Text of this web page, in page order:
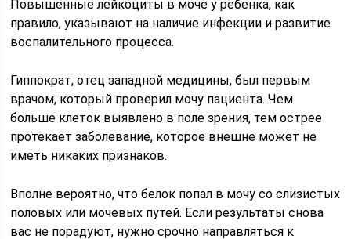
Повышенные лейкоциты в моче у ребенка, как
правило, указывают на наличие инфекции и развитие
воспалительного процесса.
Гиппократ, отец западной медицины, был первым
врачом, который проверил мочу пациента. Чем
больше клеток выявлено в поле зрения, тем острее
протекает заболевание, которое внешне может не
иметь никаких признаков.
Вполне вероятно, что белок попал в мочу со слизистых
половых или мочевых путей. Если результаты снова
вас не порадуют, нужно срочно направляться к